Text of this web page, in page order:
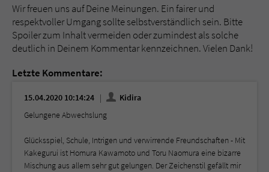
Wir freuen uns auf Deine Meinungen. Ein fairer und
respektvoller Umgang sollte selbstverständlich sein. Bitte
Spoiler zum Inhalt vermeiden oder zumindest als solche
deutlich in Deinem Kommentar kennzeichnen. Vielen Dank!
Letzte Kommentare:
15.04.2020 10:14:24
Kidira
Gelungene Abwechslung
Glücksspiel, Schule, Intrigen und verwirrende Freundschaften - Mit
Kakegurui ist Homura Kawamoto und Toru Naomura eine bizarre
Mischung aus allem sehr gut gelungen. Der Zeichenstil gefällt mir